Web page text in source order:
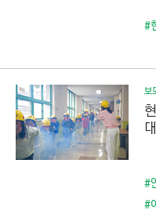
I
O
N
)
#
보
#
#